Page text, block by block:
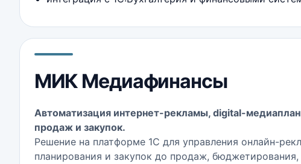
МИК Медиафинансы
Автоматизация интернет-рекламы, digital-
продаж и закупок.
Решение на платформе 1С для управления онлайн-
планирования и закупок до продаж, бюджетирования,